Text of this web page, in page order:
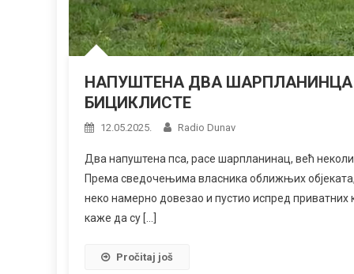
НАПУШТЕНА ДВА
БИЦИКЛИСТЕ
12.05.2025. Radio Dunav
Два напуштена пса, расе шарпланинац, већ
Према сведочењима власника оближњих
неко намерно довезао и пустио испред приватних
каже да су […]
Pročitaj još